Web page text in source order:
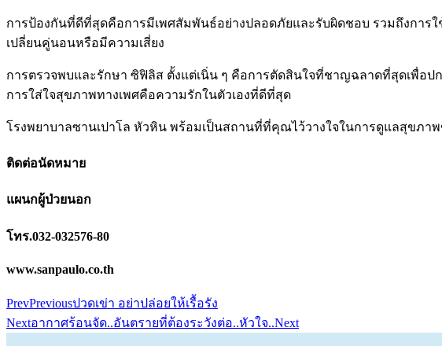
การป้องกันที่ดีที่สุดคือการมีเพศสัมพันธ์อย่างปลอดภัยและรับผิดชอบ รวมถึงการ
เปลี่ยนคู่นอนหรือมีความเสี่ยง
การตรวจพบและรักษา ซิฟิลิส ตั้งแต่เนิ่น ๆ คือการตัดสินใจที่ชาญฉลาดที่สุดเพื่อ
การใส่ใจสุขภาพทางเพศคือความรักในตัวเองที่ดีที่สุด
โรงพยาบาลซานเปาโล หัวหิน พร้อมเป็นสถานที่ที่คุณไว้วางใจในการดูแลสุขภา
ติดต่อนัดหมาย
แผนกผู้ป่วยนอก
โทร.032-032576-80
www.sanpaulo.co.th
PrevPreviousปวดเข่า อย่าปล่อยให้เรื้อรัง
Nextอากาศร้อนจัด..อันตรายที่ต้องระวังต่อ..หัวใจ..Next